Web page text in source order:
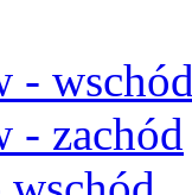
-
- zachód